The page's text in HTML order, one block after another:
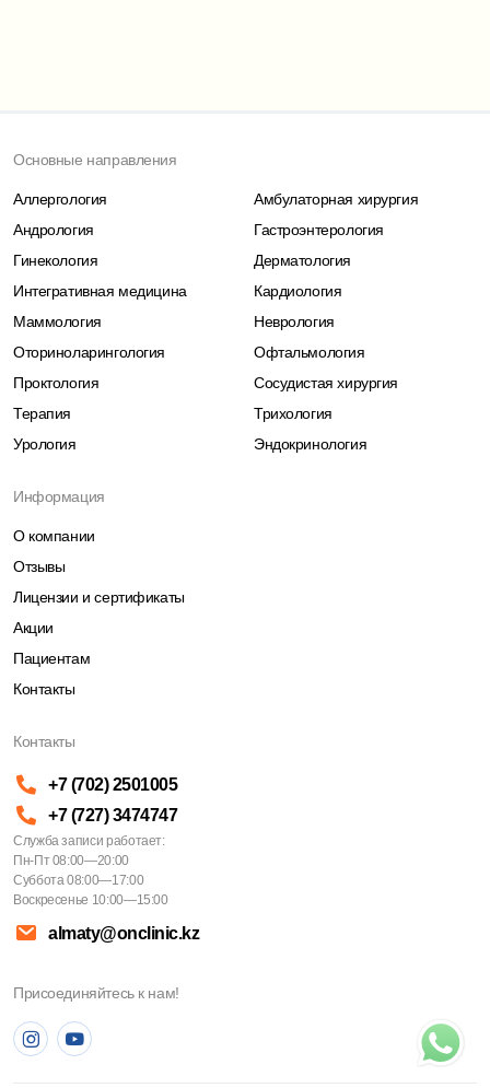
Основные направления
Аллергология
Амбулаторная хирургия
Андрология
Гастроэнтерология
Гинекология
Дерматология
Интегративная медицина
Кардиология
Маммология
Неврология
Оториноларингология
Офтальмология
Проктология
Сосудистая хирургия
Терапия
Трихология
Урология
Эндокринология
Информация
О компании
Отзывы
Лицензии и сертификаты
Акции
Пациентам
Контакты
Контакты
+7 (702) 2501005
+7 (727) 3474747
Служба записи работает:
Пн-Пт 08:00—20:00
Суббота 08:00—17:00
Воскресенье 10:00—15:00
almaty@onclinic.kz
Присоединяйтесь к нам!